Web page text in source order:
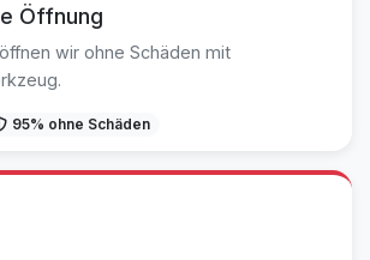
Öffnung
wir ohne Schäden mit
95% ohne Schäden